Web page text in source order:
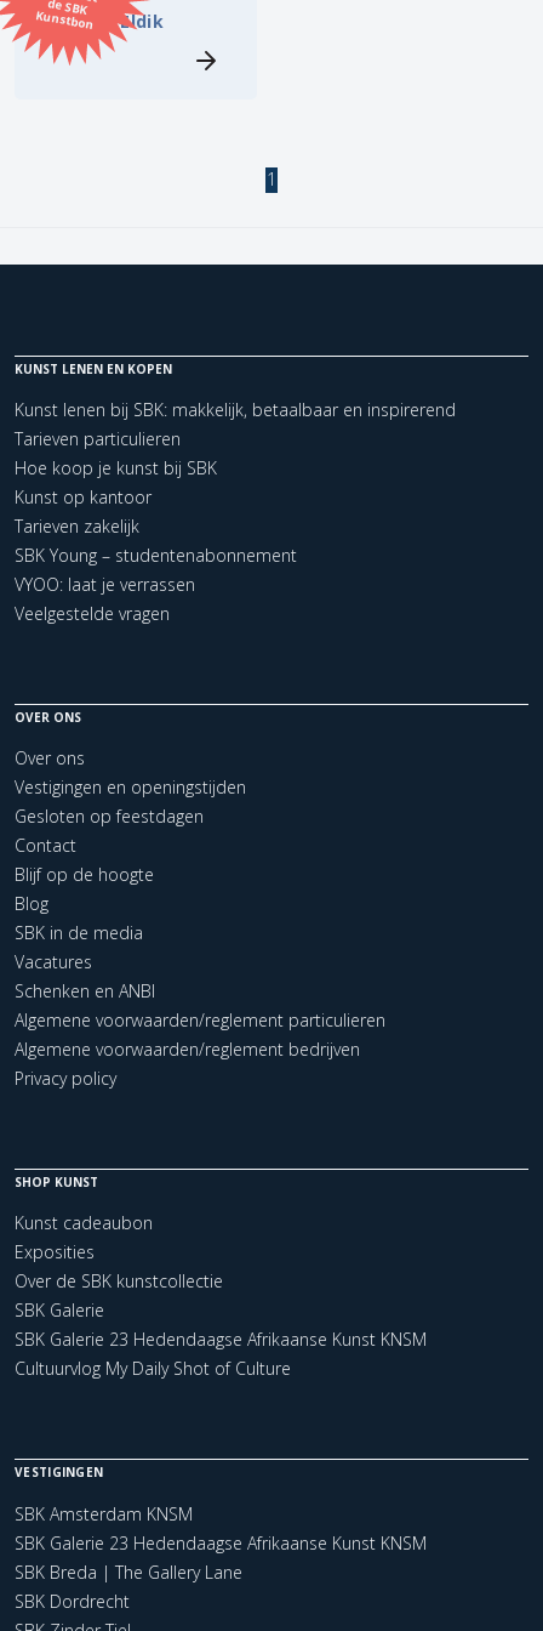
Kunstbon
Kunstenaar
Kleur
Kerncollectie
1 items. Pagina: 1
Ellen van Eldik
1
KUNST LENEN EN KOPEN
Kunst lenen bij SBK: makkelijk, betaalbaar en inspirerend
Tarieven particulieren
Hoe koop je kunst bij SBK
Kunst op kantoor
Tarieven zakelijk
SBK Young – studentenabonnement
VYOO: laat je verrassen
Veelgestelde vragen
OVER ONS
Over ons
Vestigingen en openingstijden
Gesloten op feestdagen
Contact
Blijf op de hoogte
Blog
SBK in de media
Vacatures
Schenken en ANBI
Algemene voorwaarden/reglement particulieren
Algemene voorwaarden/reglement bedrijven
Privacy policy
SHOP KUNST
Kunst cadeaubon
Exposities
Over de SBK kunstcollectie
SBK Galerie
SBK Galerie 23 Hedendaagse Afrikaanse Kunst KNSM
Cultuurvlog My Daily Shot of Culture
VESTIGINGEN
SBK Amsterdam KNSM
SBK Galerie 23 Hedendaagse Afrikaanse Kunst KNSM
SBK Breda | The Gallery Lane
SBK Dordrecht